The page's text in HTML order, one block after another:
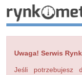
Uwaga! Serwis
Jeśli potrzebujesz